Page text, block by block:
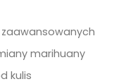
marihuany
kulis